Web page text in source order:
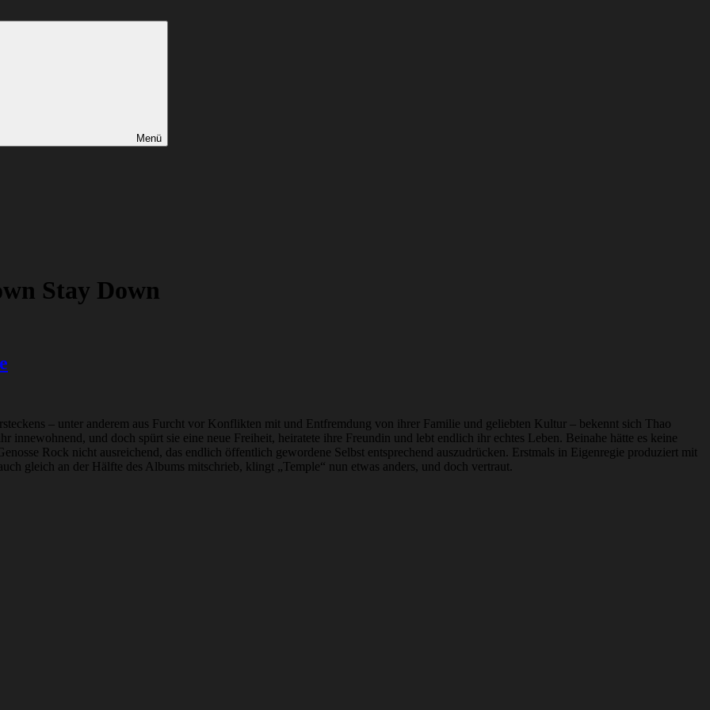
Menü
Stay Down
– unter anderem aus Furcht vor Konflikten mit und Entfremdung von ihrer Familie und geliebten Kultur – bekennt sich Thao
und doch spürt sie eine neue Freiheit, heiratete ihre Freundin und lebt endlich ihr echtes Leben. Beinahe hätte es keine
Rock nicht ausreichend, das endlich öffentlich gewordene Selbst entsprechend auszudrücken. Erstmals in Eigenregie produziert mit
gleich an der Hälfte des Albums mitschrieb, klingt „Temple“ nun etwas anders, und doch vertraut.